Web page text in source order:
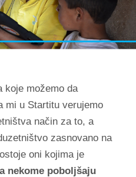
koje možemo da
mi u Startitu verujemo
način za to, a
zasnovano na
oni kojima je
nekome poboljšaju